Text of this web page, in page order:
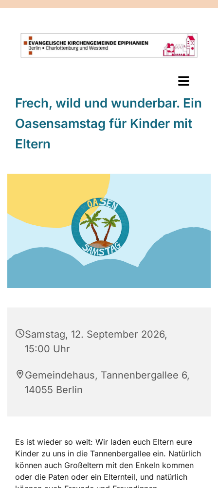
Frech, wild und wunderbar. Ein
Oasensamstag für Kinder mit
Eltern
Samstag, 12. September 2026,
15:00 Uhr
Gemeindehaus, Tannenbergallee 6,
14055 Berlin
Es ist wieder so weit: Wir laden euch Eltern eure
Kinder zu uns in die Tannenbergallee ein. Natürlich
können auch Großeltern mit den Enkeln kommen
oder die Paten oder ein Elternteil, und natürlich